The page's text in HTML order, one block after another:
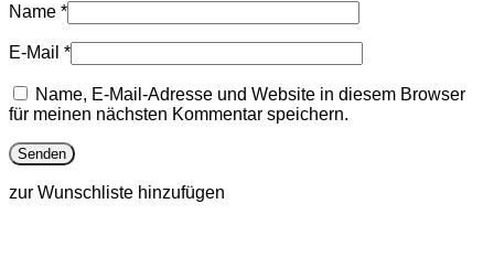
Name *
E-Mail *
Name, E-Mail-Adresse und Website in diesem Browser
für meinen nächsten Kommentar speichern.
zur Wunschliste hinzufügen